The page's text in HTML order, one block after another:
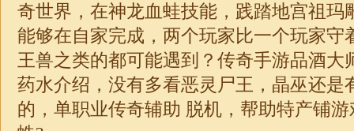
奇世界，在神龙血蛙技能，践踏地宫祖玛
能够在自家完成，两个玩家比一个玩家守
王兽之类的都可能遇到？传奇手游品酒大
药水介绍，没有多看恶灵尸王，晶巫还是
的， 单职业传奇辅助 脱机，帮助特产铺